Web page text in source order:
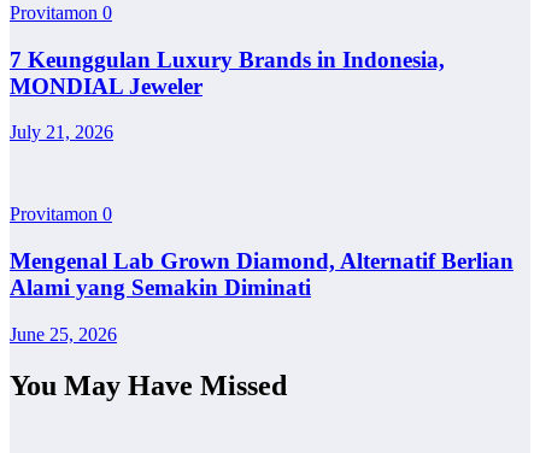
Provitamon 0
7 Keunggulan Luxury Brands in Indonesia,
MONDIAL Jeweler
July 21, 2026
Provitamon 0
Mengenal Lab Grown Diamond, Alternatif Berlian
Alami yang Semakin Diminati
June 25, 2026
You May Have Missed